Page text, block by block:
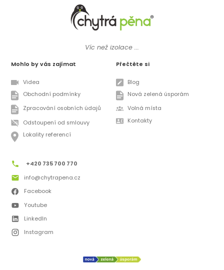
Víc než izolace ...
Mohlo by vás zajímat
Videa
Obchodní podmínky
Zpracování osobních údajů
Odstoupení od smlouvy
Lokality referencí
Přečtěte si
Blog
Nová zelená úsporám
Volná místa
Kontakty
+420 735 700 770
info@chytrapena.cz
Facebook
Youtube
LinkedIn
Instagram